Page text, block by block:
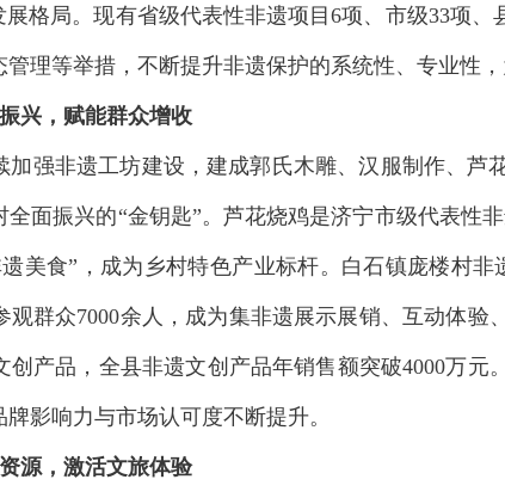
格局。现有省级代表性非遗项目6项、市级33项
理等举措，不断提升非遗保护的系统性、专业性，
兴，赋能群众增收
强非遗工坊建设，建成郭氏木雕、汉服制作、芦
面振兴的“金钥匙”。芦花烧鸡是济宁市级代表性
美食”，成为乡村特色产业标杆。白石镇庞楼村
观群众7000余人，成为集非遗展示展销、互动体
产品，全县非遗文创产品年销售额突破4000万
影响力与市场认可度不断提升。
源，激活文旅体验